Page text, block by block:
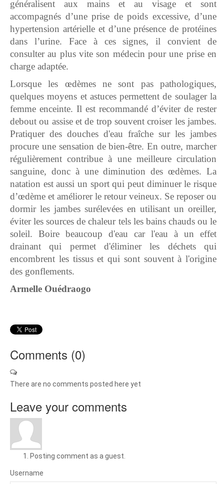
généralisent aux mains et au visage et sont
accompagnés d’une prise de poids excessive, d’une
hypertension artérielle et d’une présence de protéines
dans l’urine. Face à ces signes, il convient de
consulter au plus vite son médecin pour une prise en
charge adaptée.
Lorsque les œdèmes ne sont pas pathologiques,
quelques moyens et astuces permettent de soulager la
femme enceinte. Il est recommandé d’éviter de rester
debout ou assise et de trop souvent croiser les jambes.
Pratiquer des douches d'eau fraîche sur les jambes
procure une sensation de bien-être. En outre, marcher
régulièrement contribue à une meilleure circulation
sanguine, donc à une diminution des œdèmes. La
natation est aussi un sport qui peut diminuer le risque
d’œdème et améliorer le retour veineux. Se reposer ou
dormir les jambes surélevées en utilisant un oreiller,
éviter les sources de chaleur tels les bains chauds ou le
soleil. Boire beaucoup d'eau car l'eau à un effet
drainant qui permet d'éliminer les déchets qui
encombrent les tissus et qui sont souvent à l'origine
des gonflements.
Armelle Ouédraogo
Comments (0)
There are no comments posted here yet
Leave your comments
Posting comment as a guest.
Username